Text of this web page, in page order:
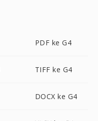
PDF ke G4
TIFF ke G4
DOCX ke G4